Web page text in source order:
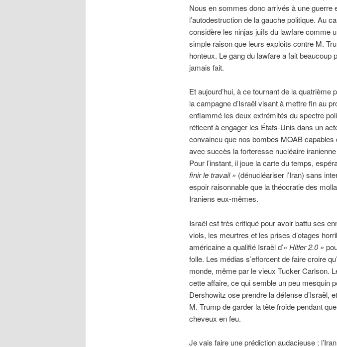
Nous en sommes donc arrivés à une guerre
l’autodestruction de la gauche politique. Au
considère les ninjas juifs du lawfare comme
simple raison que leurs exploits contre M.
honteux. Le gang du lawfare a fait beaucoup
jamais fait.
Et aujourd’hui, à ce tournant de la
la campagne d’Israël visant à mettre fin au
enflammé les deux extrémités du spectre
réticent à engager les États-Unis dans un
convaincu que nos bombes MOAB
avec succès la forteresse nucléaire
Pour l’instant, il joue la carte du temps,
finir le travail » (dénucléariser l’Iran) sans
espoir raisonnable que la théocratie des
Iraniens eux-mêmes.
Israël est très critiqué pour avoir battu ses
viols, les meurtres et les prises d’otages
américaine a qualifié Israël d’« Hitler 2.0 »
folle. Les médias s’efforcent de faire croire
monde, même par le vieux Tucker Carlson.
cette affaire, ce qui semble un peu mesquin
Dershowitz ose prendre la défense d’Israël,
M. Trump de garder la tête froide pendant
cheveux en feu.
Je vais faire une prédiction audacieuse :